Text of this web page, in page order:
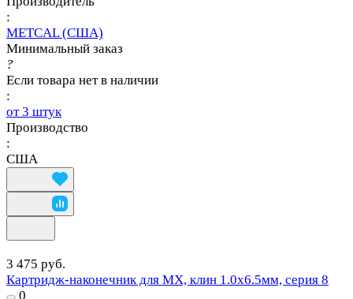
:
METCAL (США)
Минимальный заказ
?
Если товара нет в наличии
:
от 3 штук
Производство
:
США
3 475 руб.
Картридж-наконечник для MX, клин 1.0х6.5мм, серия 8
0